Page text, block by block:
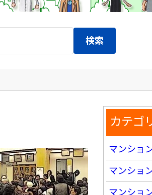
検索
カテゴ
マンショ
マンショ
マンショ